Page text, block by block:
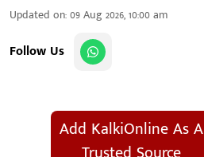
Updated on:09 Aug 2026, 10:00 am
Follow Us
Add KalkiOnline As A